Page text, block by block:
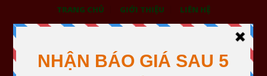
TRANG CHỦ GIỚI THIỆU LIÊN HỆ
BẢO HỘ LAO ĐỘNG THÁI SƠN
XƯỞNG MAY THÁI SƠN QUẬN 12